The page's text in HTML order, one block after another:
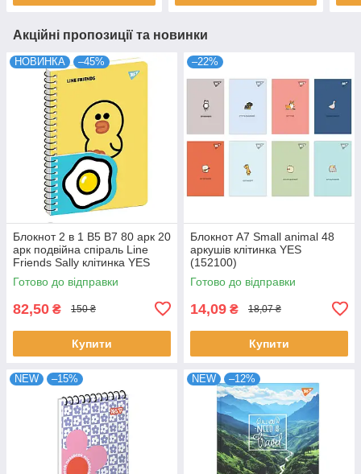
Акційні пропозиції та новинки
НОВИНКА –45%
Блокнот 2 в 1 В5 В7 80 арк 20
арк подвійна спіраль Line
Friends Sally клітинка YES
(151780)
Готово до відправки
82,50 ₴ 150 ₴
Купити
–22%
Блокнот А7 Small animal 48
аркушів клітинка YES
(152100)
Готово до відправки
14,09 ₴ 18,07 ₴
Купити
NEW –15% NEW –12%